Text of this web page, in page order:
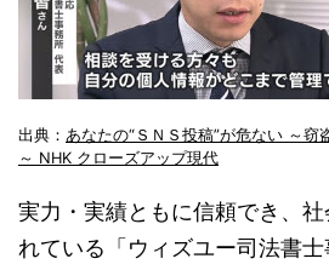
出典： あなたの“ＳＮＳ投稿”が危ない ～窃
～ NHK クローズアップ現代
実力・実績ともに信頼でき、
れている「ウィズユー司法書